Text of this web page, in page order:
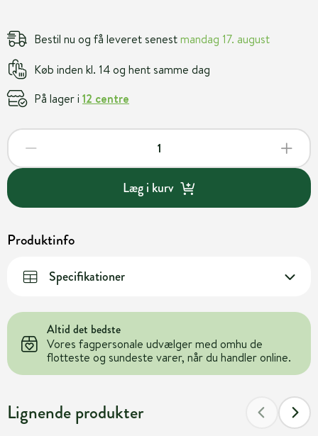
Bestil nu og få leveret senestmandag 17. august
Køb inden kl. 14 og hent samme dag
På lager i 12 centre
Læg i kurv
Produktinfo
Specifikationer
Altid det bedste
Vores fagpersonale udvælger med omhu de
flotteste og sundeste varer, når du handler online.
Lignende produkter